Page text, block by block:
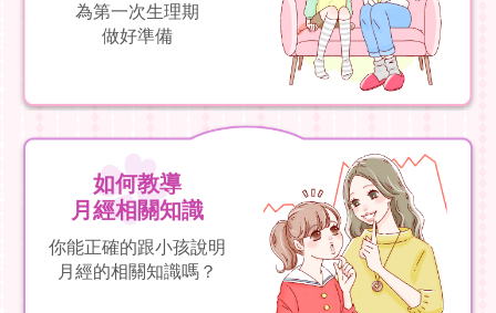
為第一次生理期
做好準備
如何教導
月經相關知識
你能正確的跟小孩說明
月經的相關知識嗎？